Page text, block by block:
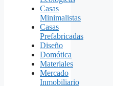
Casas
Minimalistas
Casas
Prefabricadas
Diseño
Domótica
Materiales
Mercado
Inmobiliario